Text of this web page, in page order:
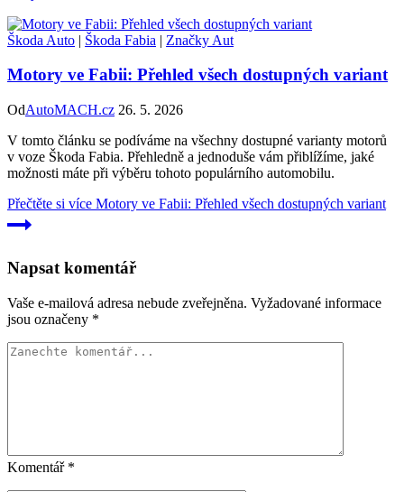
Škoda Auto | Škoda Fabia | Značky Aut
Motory ve Fabii: Přehled všech dostupných variant
OdAutoMACH.cz 26. 5. 2026
V tomto článku se podíváme na všechny dostupné varianty motorů
v voze Škoda Fabia. Přehledně a jednoduše vám přiblížíme, jaké
možnosti máte při výběru tohoto populárního automobilu.
Přečtěte si více Motory ve Fabii: Přehled všech dostupných variant
Napsat komentář
Vaše e-mailová adresa nebude zveřejněna. Vyžadované informace
jsou označeny *
Komentář *